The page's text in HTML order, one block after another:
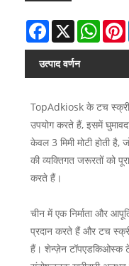
Facebook
X
उत्पाद वर्णन
TopAdkiosk के टच
उपयोग करते हैं, इसमें
केवल 3 मिमी मोटी होती है,
की व्यक्तिगत जरूरतों को
करते हैं।
चीन में एक निर्माता और
प्रदान करते हैं और टच
हैं। शेन्ज़ेन टॉपएडकिओस्क